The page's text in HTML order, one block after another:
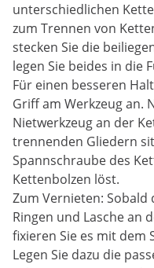
unterschiedlichen
zum Trennen von
stecken Sie die
legen Sie beides in die
Für einen besseren
Griff am Werkzeug an.
Nietwerkzeug an der
trennenden Gliedern
Spannschraube des
Kettenbolzen löst.
Zum Vernieten:
Ringen und Lasche an
fixieren Sie es mit dem
Legen Sie dazu die